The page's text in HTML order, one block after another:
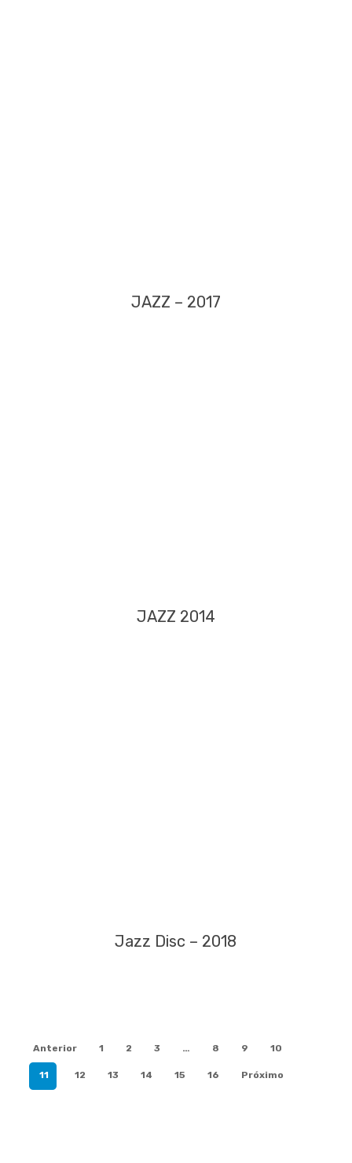
JAZZ – 2017
JAZZ 2014
Jazz Disc – 2018
Anterior 1 2 3 … 8 9 10
11 12 13 14 15 16 Próximo